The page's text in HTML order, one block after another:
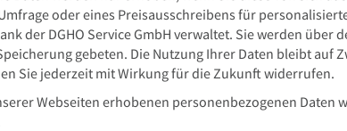
oder eines Preisausschreibens für
der DGHO Service GmbH verwaltet. Sie werden
gebeten. Die Nutzung Ihrer Daten bleibt
Sie jederzeit mit Wirkung für die Zukunft widerrufen.
Webseiten erhobenen personenbezogenen